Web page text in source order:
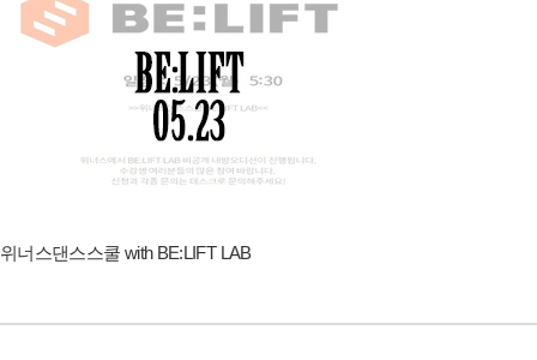
위너스댄스스쿨 with BE:LIFT LAB